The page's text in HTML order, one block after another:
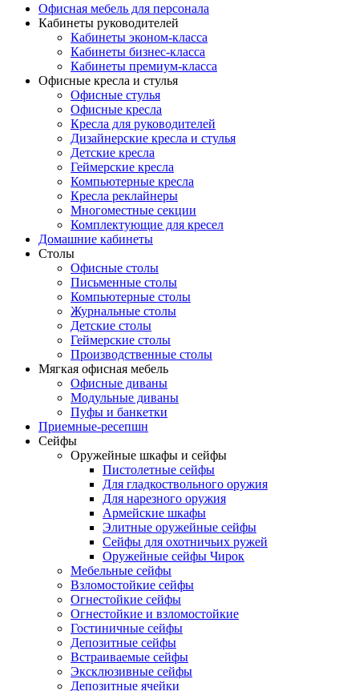
Офисная мебель для персонала
Кабинеты руководителей
Кабинеты эконом-класса
Кабинеты бизнес-класса
Кабинеты премиум-класса
Офисные кресла и стулья
Офисные стулья
Офисные кресла
Кресла для руководителей
Дизайнерские кресла и стулья
Детские кресла
Геймерские кресла
Компьютерные кресла
Кресла реклайнеры
Многоместные секции
Комплектующие для кресел
Домашние кабинеты
Столы
Офисные столы
Письменные столы
Компьютерные столы
Журнальные столы
Детские столы
Геймерские столы
Производственные столы
Мягкая офисная мебель
Офисные диваны
Модульные диваны
Пуфы и банкетки
Приемные-ресепшн
Сейфы
Оружейные шкафы и сейфы
Пистолетные сейфы
Для гладкоствольного оружия
Для нарезного оружия
Армейские шкафы
Элитные оружейные сейфы
Сейфы для охотничьих ружей
Оружейные сейфы Чирок
Мебельные сейфы
Взломостойкие сейфы
Огнестойкие сейфы
Огнестойкие и взломостойкие
Гостиничные сейфы
Депозитные сейфы
Встраиваемые сейфы
Эксклюзивные сейфы
Депозитные ячейки